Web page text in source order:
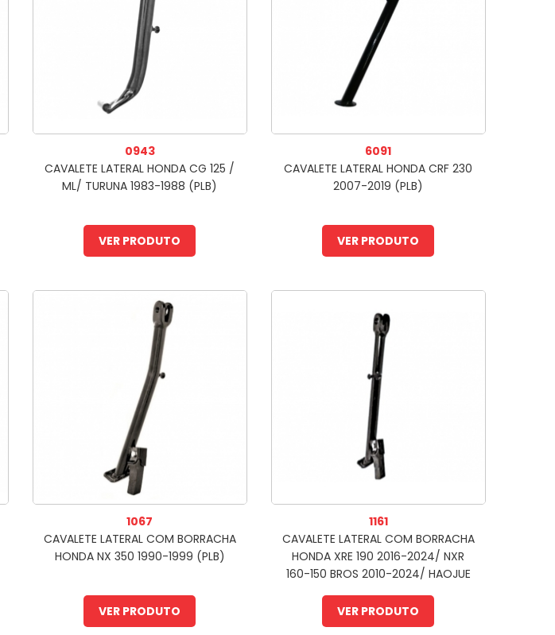
0943
CAVALETE LATERAL HONDA CG 125 /
ML/ TURUNA 1983-1988 (PLB)
VER PRODUTO
6091
CAVALETE LATERAL HONDA CRF 230
2007-2019 (PLB)
VER PRODUTO
1067
CAVALETE LATERAL COM BORRACHA
HONDA NX 350 1990-1999 (PLB)
VER PRODUTO
1161
CAVALETE LATERAL COM BORRACHA
HONDA XRE 190 2016-2024/ NXR
160-150 BROS 2010-2024/ HAOJUE
VER PRODUTO